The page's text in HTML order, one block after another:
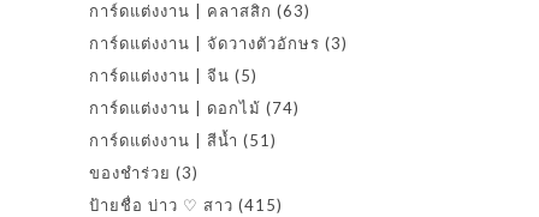
การ์ดแต่งงาน | คลาสสิก (63)
การ์ดแต่งงาน | จัดวางตัวอักษร (3)
การ์ดแต่งงาน | จีน (5)
การ์ดแต่งงาน | ดอกไม้ (74)
การ์ดแต่งงาน | สีน้ำ (51)
ของชำร่วย (3)
ป้ายชื่อ บ่าว ♡ สาว (415)